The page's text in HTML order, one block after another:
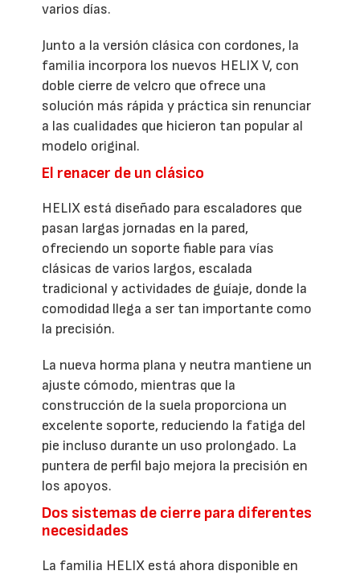
varios días.
Junto a la versión clásica con cordones, la
familia incorpora los nuevos HELIX V, con
doble cierre de velcro que ofrece una
solución más rápida y práctica sin renunciar
a las cualidades que hicieron tan popular al
modelo original.
El renacer de un clásico
HELIX está diseñado para escaladores que
pasan largas jornadas en la pared,
ofreciendo un soporte fiable para vías
clásicas de varios largos, escalada
tradicional y actividades de guíaje, donde la
comodidad llega a ser tan importante como
la precisión.
La nueva horma plana y neutra mantiene un
ajuste cómodo, mientras que la
construcción de la suela proporciona un
excelente soporte, reduciendo la fatiga del
pie incluso durante un uso prolongado. La
puntera de perfil bajo mejora la precisión en
los apoyos.
Dos sistemas de cierre para diferentes
necesidades
La familia HELIX está ahora disponible en